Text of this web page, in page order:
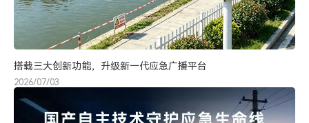
搭载三大创新功能，升级新一代应急广播平台
2026/07/03